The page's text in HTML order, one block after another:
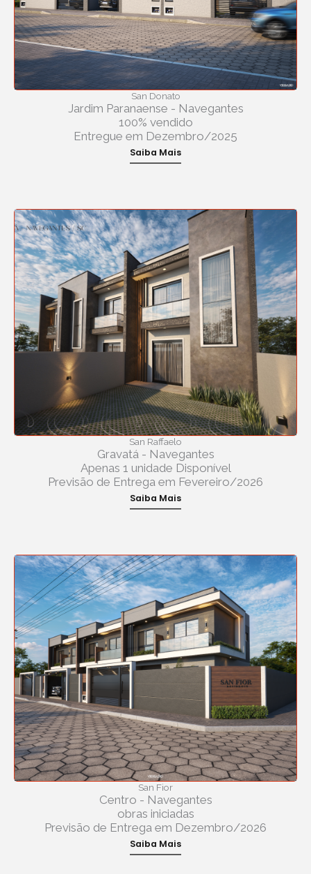
San Donato
Jardim Paranaense - Navegantes
100% vendido
Entregue em Dezembro/2025
Saiba Mais
San Raffaelo
Gravatá - Navegantes
Apenas 1 unidade Disponível
Previsão de Entrega em Fevereiro/2026
Saiba Mais
San Fior
Centro - Navegantes
obras iniciadas
Previsão de Entrega em Dezembro/2026
Saiba Mais